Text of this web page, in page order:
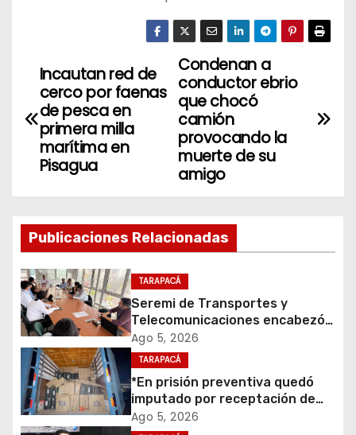
N
a
a
c
i
ó
n
d
Condenan a
conductor ebrio
que chocó
camión
provocando la
muerte de su
amigo
Incautan red de
cerco por faenas
de pesca en
primera milla
marítima en
Pisagua
Publicaciones Relacionadas
TARAPACÁ
Seremi de Transportes y
Telecomunicaciones encabezó
primera mesa de coordinación
para el retiro de cables en
desuso en Iquique
Ago 5, 2026
TARAPACÁ
*En prisión preventiva quedó
imputado por receptación de
cigarrillos avaluados en $1.600
Ago 5, 2026